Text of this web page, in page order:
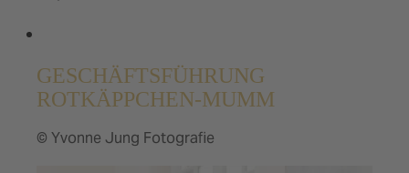
GESCHÄFTSFÜHRUNG
ROTKÄPPCHEN-MUMM
© Yvonne Jung Fotografie